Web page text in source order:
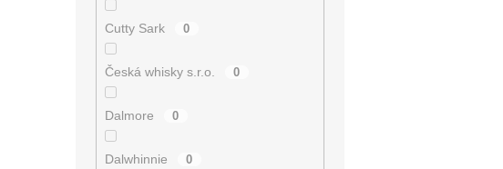
Cutty Sark 0
Česká whisky s.r.o. 0
Dalmore 0
Dalwhinnie 0